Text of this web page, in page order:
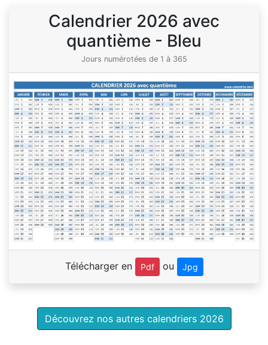
Calendrier 2026 avec
quantième - Bleu
Jours numérotées de 1 à 365
Télécharger en Pdf ou Jpg
Découvrez nos autres calendriers 2026